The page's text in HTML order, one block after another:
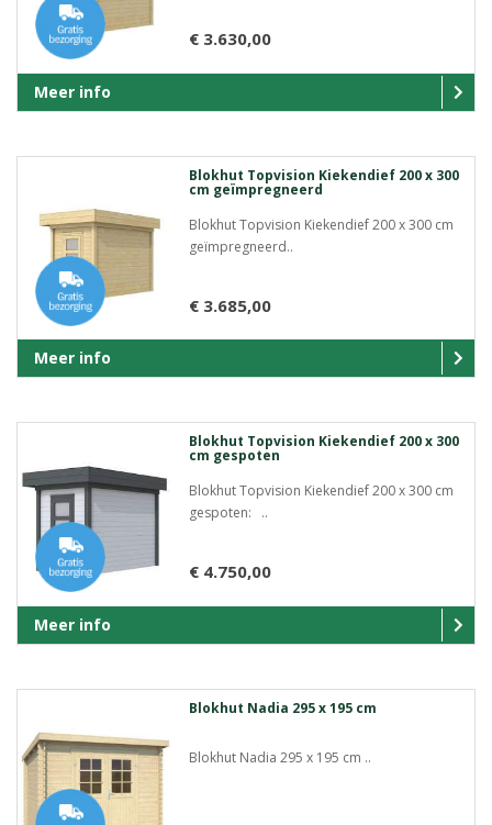
€ 3.630,00
Meer info
Blokhut Topvision Kiekendief 200 x 300
cm geïmpregneerd
Blokhut Topvision Kiekendief 200 x 300 cm
geïmpregneerd..
€ 3.685,00
Meer info
Blokhut Topvision Kiekendief 200 x 300
cm gespoten
Blokhut Topvision Kiekendief 200 x 300 cm
gespoten: ..
€ 4.750,00
Meer info
Blokhut Nadia 295 x 195 cm
Blokhut Nadia 295 x 195 cm ..